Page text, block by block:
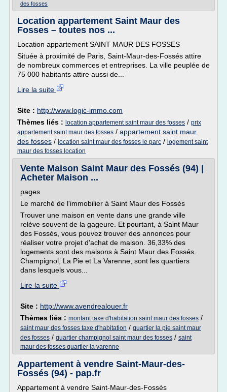
des fosses
Location appartement Saint Maur des
Fosses – toutes nos ...
Location appartement SAINT MAUR DES FOSSES
Située à proximité de Paris, Saint-Maur-des-Fossés attire
de nombreux commerces et entreprises. La ville peuplée de
75 000 habitants attire aussi de...
Lire la suite
Site : http://www.logic-immo.com
Thèmes liés : location appartement saint maur des fosses / prix
appartement saint maur des fosses / appartement saint maur
des fosses / location saint maur des fosses le parc / logement saint
maur des fosses location
Vente Maison Saint Maur des Fossés (94) |
Acheter Maison ...
pages
Le marché de l'immobilier à Saint Maur des Fossés
Trouver une maison en vente dans une grande ville
relève souvent de la gageure. Et pourtant, à Saint Maur
des Fossés, vous pouvez trouver des annonces pour
réaliser votre projet d'achat de maison. 36,33% des
logements sont des maisons à Saint Maur des Fossés.
Champignol, La Pie et La Varenne, sont les quartiers
dans lesquels vous...
Lire la suite
Site : http://www.avendrealouer.fr
Thèmes liés : montant taxe d'habitation saint maur des fosses /
saint maur des fosses taxe d'habitation / quartier la pie saint maur
des fosses / quartier champignol saint maur des fosses / saint
maur des fosses quartier la varenne
Appartement à vendre Saint-Maur-des-
Fossés (94) - pap.fr
Appartement à vendre Saint-Maur-des-Fossés